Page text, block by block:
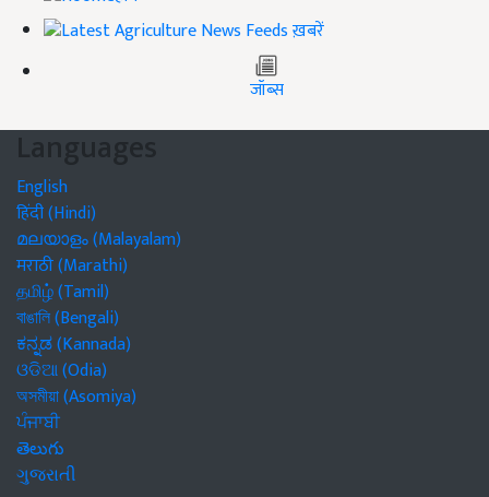
ख़बरें
जॉब्स
Languages
English
हिंदी (Hindi)
മലയാളം (Malayalam)
मराठी (Marathi)
தமிழ் (Tamil)
বাঙালি (Bengali)
ಕನ್ನಡ (Kannada)
ଓଡିଆ (Odia)
অসমীয়া (Asomiya)
ਪੰਜਾਬੀ
తెలుగు
ગુજરાતી